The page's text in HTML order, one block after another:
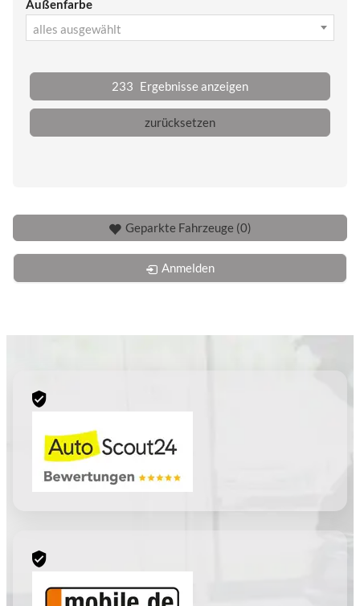
Außenfarbe
alles ausgewählt
233 Ergebnisse anzeigen
zurücksetzen
Geparkte Fahrzeuge (0)
Anmelden